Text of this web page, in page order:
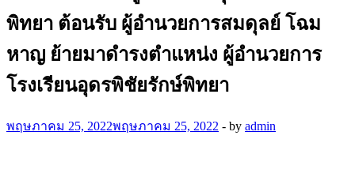
พิทยา ต้อนรับ ผู้อำนวยการสมดุลย์ โฉม
หาญ ย้ายมาดำรงตำแหน่ง ผู้อำนวยการ
โรงเรียนอุดรพิชัยรักษ์พิทยา
พฤษภาคม 25, 2022พฤษภาคม 25, 2022 - by admin